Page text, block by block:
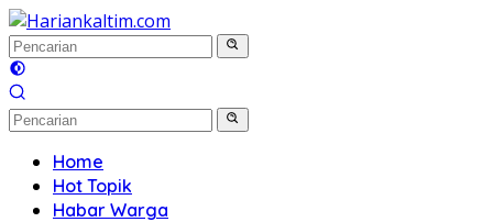
Langsung
ke
konten
Home
Hot Topik
Habar Warga